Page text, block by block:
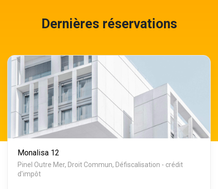
Dernières réservations
Monalisa 12
Pinel Outre Mer, Droit Commun, Défiscalisation - crédit
d'impôt